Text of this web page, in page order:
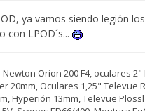
ya vamos siendo legión los
con LPOD´s...
Newton Orion 200 F4, oculares
20mm, Oculares 1,25" Televue
Hyperión 13mm, Televue